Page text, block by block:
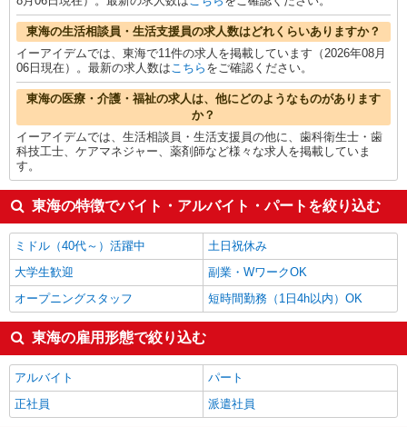
東海の生活相談員・生活支援員の求人数はどれくらいありますか？
イーアイデムでは、東海で11件の求人を掲載しています（2026年08月
06日現在）。最新の求人数は こちら をご確認ください。
東海の医療・介護・福祉の求人は、他にどのようなものがあります
か？
イーアイデムでは、生活相談員・生活支援員の他に、歯科衛生士・歯
科技工士、ケアマネジャー、薬剤師など様々な求人を掲載していま
す。
東海の特徴でバイト・アルバイト・パートを絞り込む
ミドル（40代～）活躍中
土日祝休み
大学生歓迎
副業・WワークOK
オープニングスタッフ
短時間勤務（1日4h以内）OK
東海の雇用形態で絞り込む
アルバイト
パート
正社員
派遣社員